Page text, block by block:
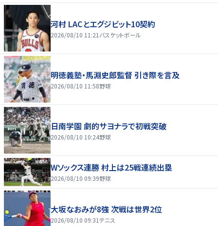
河村 LACとエグジビット10契約
2026/08/10 11:21 バスケットボール
明徳義塾・馬淵史郎監督 引き際を言及
2026/08/10 11:58野球
日南学園 劇的サヨナラで初戦突破
2026/08/10 10:24野球
Wソックス連勝 村上は25戦連続出塁
2026/08/10 09:39野球
大坂なおみが8強 次戦は世界2位
2026/08/10 09:31テニス